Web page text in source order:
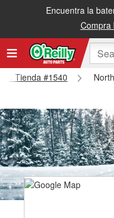
Encuentra la
Compra
Tienda #1540